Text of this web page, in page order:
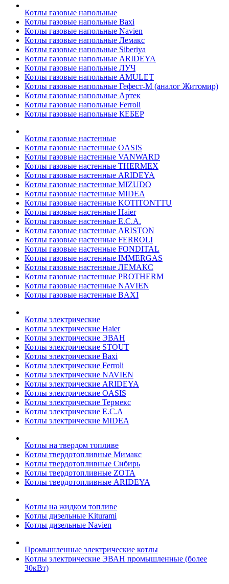
Котлы газовые напольные
Котлы газовые напольные Baxi
Котлы газовые напольные Navien
Котлы газовые напольные Лемакс
Котлы газовые напольные Siberiya
Котлы газовые напольные ARIDEYA
Котлы газовые напольные ЛУЧ
Котлы газовые напольные AMULET
Котлы газовые напольные Гефест-М (аналог Житомир)
Котлы газовые напольные Артек
Котлы газовые напольные Ferroli
Котлы газовые напольные КЕБЕР
Котлы газовые настенные
Котлы газовые настенные OASIS
Котлы газовые настенные VANWARD
Котлы газовые настенные THERMEX
Котлы газовые настенные ARIDEYA
Котлы газовые настенные MIZUDO
Котлы газовые настенные MIDEA
Котлы газовые настенные KOTITONTTU
Котлы газовые настенные Haier
Котлы газовые настенные E.C.A.
Котлы газовые настенные ARISTON
Котлы газовые настенные FERROLI
Котлы газовые настенные FONDITAL
Котлы газовые настенные IMMERGAS
Котлы газовые настенные ЛЕМАКС
Котлы газовые настенные PROTHERM
Котлы газовые настенные NAVIEN
Котлы газовые настенные BAXI
Котлы электрические
Котлы электрические Haier
Котлы электрические ЭВАН
Котлы электрические STOUT
Котлы электрические Baxi
Котлы электрические Ferroli
Котлы электрические NAVIEN
Котлы электрические ARIDEYA
Котлы электрические OASIS
Котлы электрические Термекс
Котлы электрические E.C.A
Котлы электрические MIDEA
Котлы на твердом топливе
Котлы твердотопливные Мимакс
Котлы твердотопливные Сибирь
Котлы твердотопливные ZOTA
Котлы твердотопливные ARIDEYA
Котлы на жидком топливе
Котлы дизельные Kiturami
Котлы дизельные Navien
Промышленные электрические котлы
Котлы электрические ЭВАН промышленные (более
30кВт)